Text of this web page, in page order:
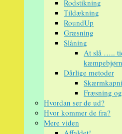
Rodstikning
Tildækning
RoundUp
Græsning
Slåning
At slå …..
Dårlige metoder
Fræsning
Hvordan ser de ud?
Hvor kommer de fra?
Mere viden